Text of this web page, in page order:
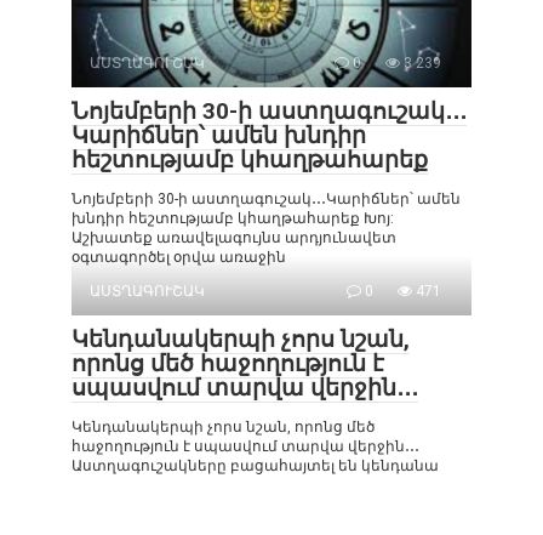
ԱՍՏՂԱԳՈՒՇԱԿ 0 3 239
Նոյեմբերի 30-ի աստղագուշակ․․․
Կարիճներ՝ ամեն խնդիր
հեշտությամբ կհաղթահարեք
Նոյեմբերի 30-ի աստղագուշակ․․․Կարիճներ՝ ամեն
խնդիր հեշտությամբ կհաղթահարեք Խոյ:
Աշխատեք առավելագույնս արդյունավետ
օգտագործել օրվա առաջին
ԱՍՏՂԱԳՈՒՇԱԿ
0 471
Կենդանակերպի չորս նշան,
որոնց մեծ հաջողություն է
սպասվում տարվա վերջին․․․
Կենդանակերպի չորս նշան, որոնց մեծ
հաջողություն է սպասվում տարվա վերջին․․․
Աստղագուշակները բացահայտել են կենդանա